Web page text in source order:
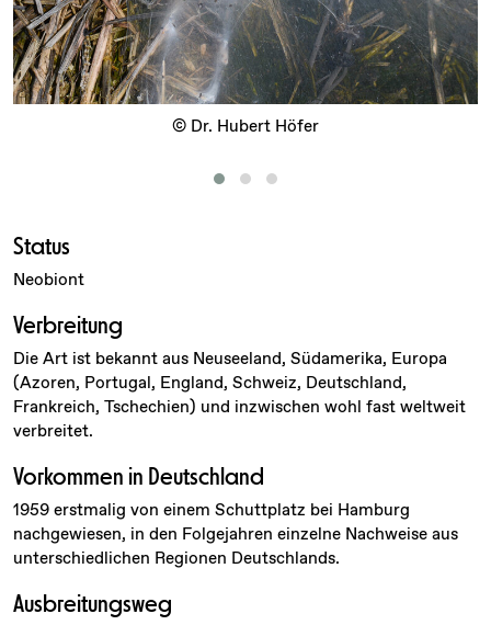
© Dr. Hubert Höfer
‹
Status
Neobiont
Verbreitung
Die Art ist bekannt aus Neuseeland, Südamerika, Europa
(Azoren, Portugal, England, Schweiz, Deutschland,
Frankreich, Tschechien) und inzwischen wohl fast weltweit
verbreitet.
Vorkommen in Deutschland
1959 erstmalig von einem Schuttplatz bei Hamburg
nachgewiesen, in den Folgejahren einzelne Nachweise aus
unterschiedlichen Regionen Deutschlands.
Ausbreitungsweg